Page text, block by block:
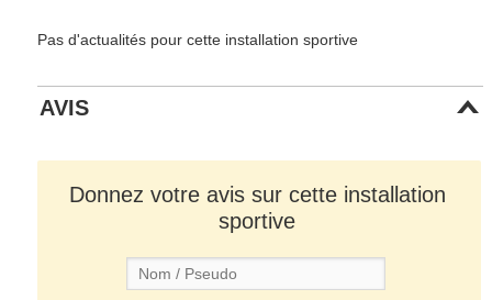
Pas d'actualités pour cette installation sportive
AVIS
Donnez votre avis sur cette installation
sportive